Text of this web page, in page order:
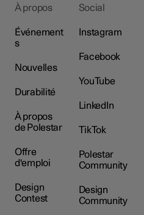
À propos
Événement
s
Nouvelles
Durabilité
À propos
de Polestar
Offre
d'emploi
Design
Contest
Social
Instagram
Facebook
YouTube
LinkedIn
TikTok
Polestar
Community
Design
Community